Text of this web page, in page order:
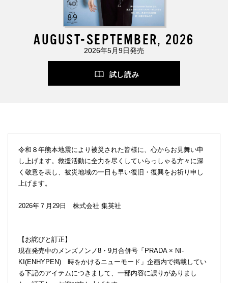
AUGUST-SEPTEMBER, 2026
2026年5月9日発売
試し読み
令和８年熊本地震により被災された皆様に、心からお見舞い申
し上げます。救援活動に全力を尽くしていらっしゃる方々に深
く敬意を表し、被災地域の一日も早い復旧・復興をお祈り申し
上げます。
2026年７月29日 株式会社 集英社
【お詫びと訂正】
現在発売中のメンズノンノ8・9月合併号「PRADA × NI-
KI(ENHYPEN) 時をかけるニューモード」企画内で掲載してい
る下記のアイテムにつきまして、一部内容に誤りがありまし